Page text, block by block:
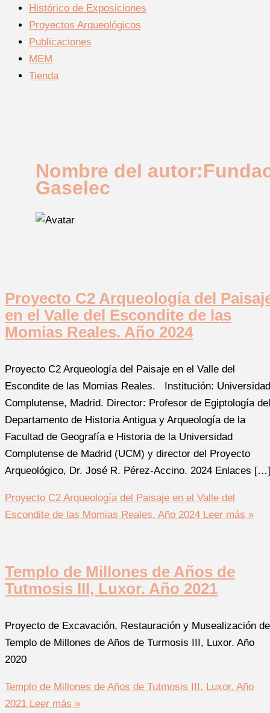
Histórico de Exposiciones
Proyectos Arqueológicos
Publicaciones
MEM
Tienda
Nombre del
Gaselec
Proyecto C2 Arqueología del
en el Valle del Escondite de las
Momias Reales. Año 2024
Proyecto C2 Arqueología del Paisaje en el Valle del
Escondite de las Momias Reales. Institución: Universidad
Complutense, Madrid. Director: Profesor de Egiptología del
Departamento de Historia Antigua y Arqueología de la
Facultad de Geografía e Historia de la Universidad
Complutense de Madrid (UCM) y director del Proyecto
Arqueológico, Dr. José R. Pérez-Accino. 2024 Enlaces […]
Proyecto C2 Arqueología del Paisaje en el Valle del
Escondite de las Momias Reales. Año 2024 Leer más »
Templo de Millones de Años de
Tutmosis III, Luxor. Año 2021
Proyecto de Excavación, Restauración y Musealización
Templo de Millones de Años de Turmosis III, Luxor. Año
2020
Templo de Millones de Años de Tutmosis III, Luxor. Año
2021 Leer más »